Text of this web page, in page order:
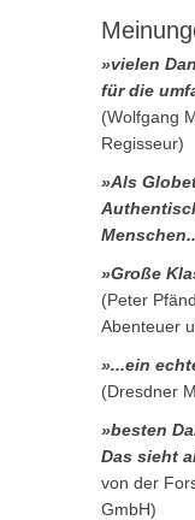
»vielen
für die
(Wolfgang
Regisseur)
»Als
»Große
(Peter
Abenteuer
»...ein
(Dresdner
»besten
Das sieht
von der
GmbH)